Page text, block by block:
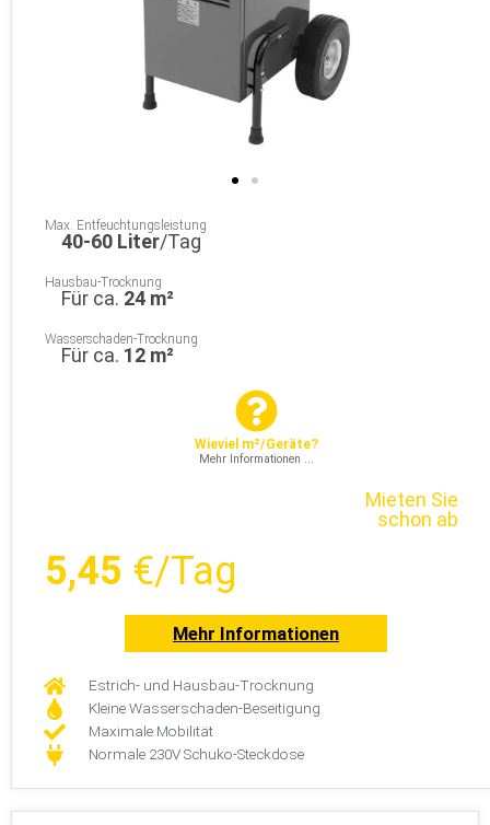
Max. Entfeuchtungsleistung
40-60 Liter/Tag
Hausbau-Trocknung
Für ca. 24 m²
Wasserschaden-Trocknung
Für ca. 12 m²
Wieviel m²/Geräte?
Mehr Informationen ...
Mieten Sie
schon ab
5,45 €/Tag
Mehr Informationen
Estrich- und Hausbau-Trocknung
Kleine Wasserschaden-Beseitigung
Maximale Mobilität
Normale 230V Schuko-Steckdose